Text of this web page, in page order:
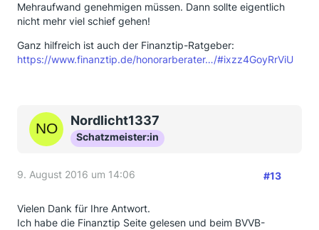
Mehraufwand genehmigen müssen. Dann sollte eigentlich
nicht mehr viel schief gehen!
Ganz hilfreich ist auch der Finanztip-Ratgeber:
https://www.finanztip.de/honorarberater…/#ixzz4GoyRrViU
Nordlicht1337
Schatzmeister:in
9. August 2016 um 14:06 #13
Vielen Dank für Ihre Antwort.
Ich habe die Finanztip Seite gelesen und beim BVVB-